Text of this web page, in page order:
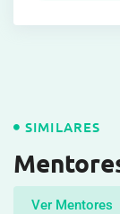
SIMILARES
Ver Mentores